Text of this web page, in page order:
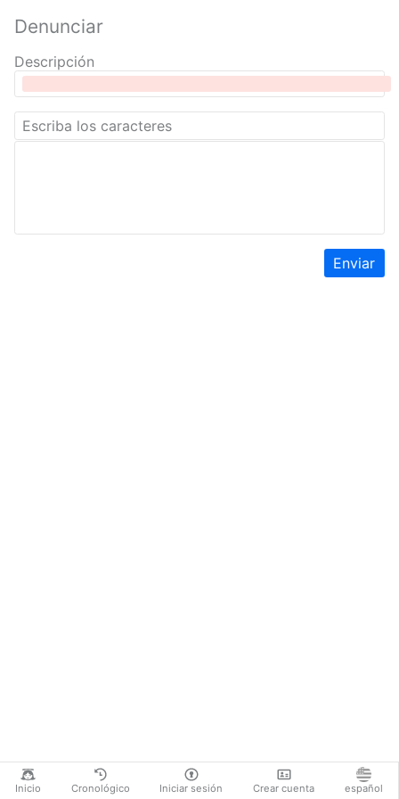
Inicio Cronológico Iniciar sesión Crear cuenta español
Denunciar
Descripción
Enviar